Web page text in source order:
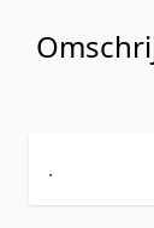
.